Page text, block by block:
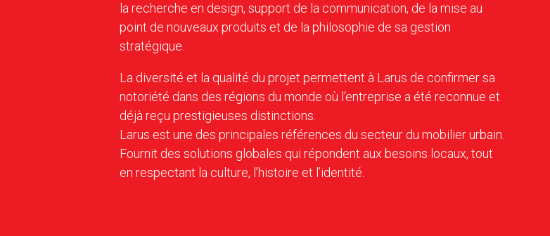
la recherche en design, support de la communication, de la mise au
point de nouveaux produits et de la philosophie de sa gestion
stratégique.
La diversité et la qualité du projet permettent à Larus de confirmer sa
notoriété dans des régions du monde où l'entreprise a été reconnue et
déjà reçu prestigieuses distinctions.
Larus est une des principales références du secteur du mobilier urbain.
Fournit des solutions globales qui répondent aux besoins locaux, tout
en respectant la culture, l’histoire et l’identité.